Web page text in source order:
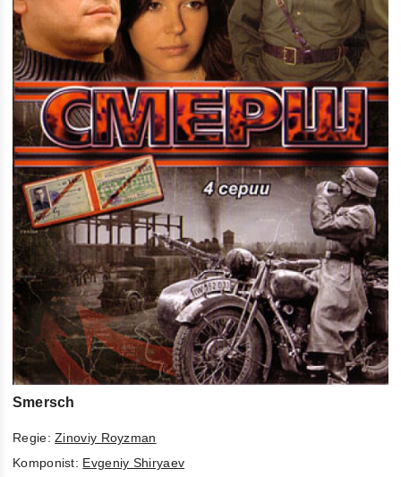
Smersch
Regie:Zinoviy Royzman
Komponist: Evgeniy Shiryaev